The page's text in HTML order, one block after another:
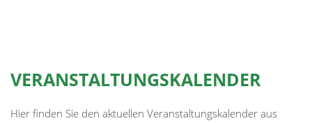
VERANSTALTUNGSKALENDER
Hier finden Sie den aktuellen Veranstaltungskalender aus